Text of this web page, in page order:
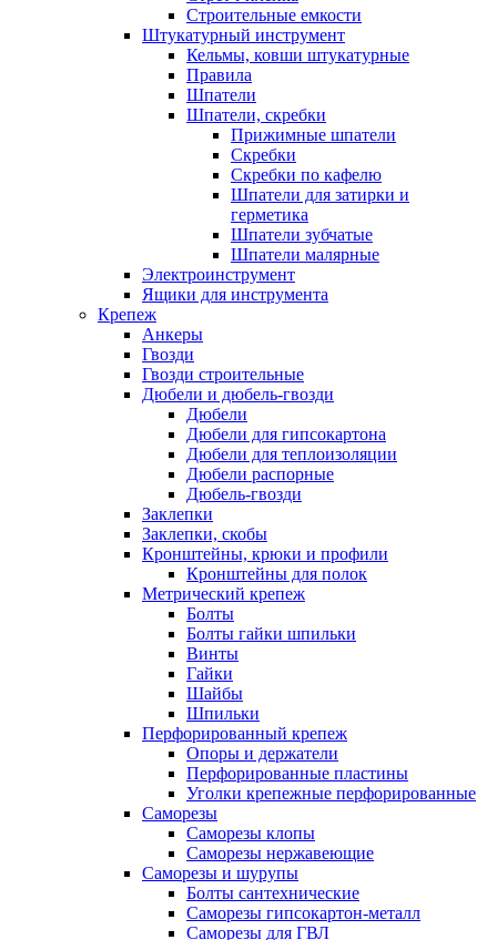
Строительные емкости
Штукатурный инструмент
Кельмы, ковши штукатурные
Правила
Шпатели
Шпатели, скребки
Прижимные шпатели
Скребки
Скребки по кафелю
Шпатели для затирки и
герметика
Шпатели зубчатые
Шпатели малярные
Электроинструмент
Ящики для инструмента
Крепеж
Анкеры
Гвозди
Гвозди строительные
Дюбели и дюбель-гвозди
Дюбели
Дюбели для гипсокартона
Дюбели для теплоизоляции
Дюбели распорные
Дюбель-гвозди
Заклепки
Заклепки, скобы
Кронштейны, крюки и профили
Кронштейны для полок
Метрический крепеж
Болты
Болты гайки шпильки
Винты
Гайки
Шайбы
Шпильки
Перфорированный крепеж
Опоры и держатели
Перфорированные пластины
Уголки крепежные перфорированные
Саморезы
Саморезы клопы
Саморезы нержавеющие
Саморезы и шурупы
Болты сантехнические
Саморезы гипсокартон-металл
Саморезы для ГВЛ